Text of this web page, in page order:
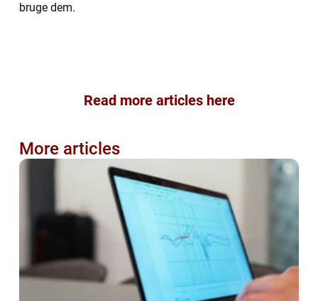
bruge dem.
Read more articles here
More articles